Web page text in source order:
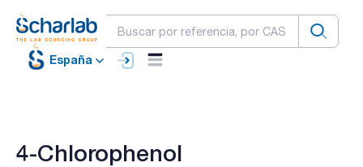
España
4-Chlorophenol